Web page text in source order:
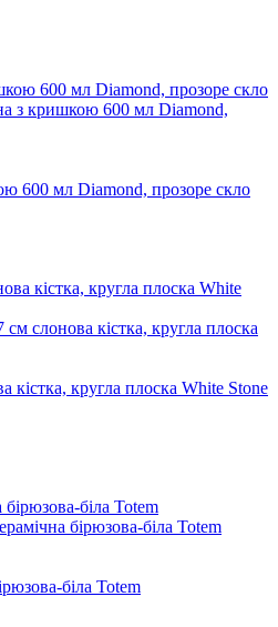
600 мл Diamond, прозоре скло
кістка, кругла плоска White Stone
біла Totem